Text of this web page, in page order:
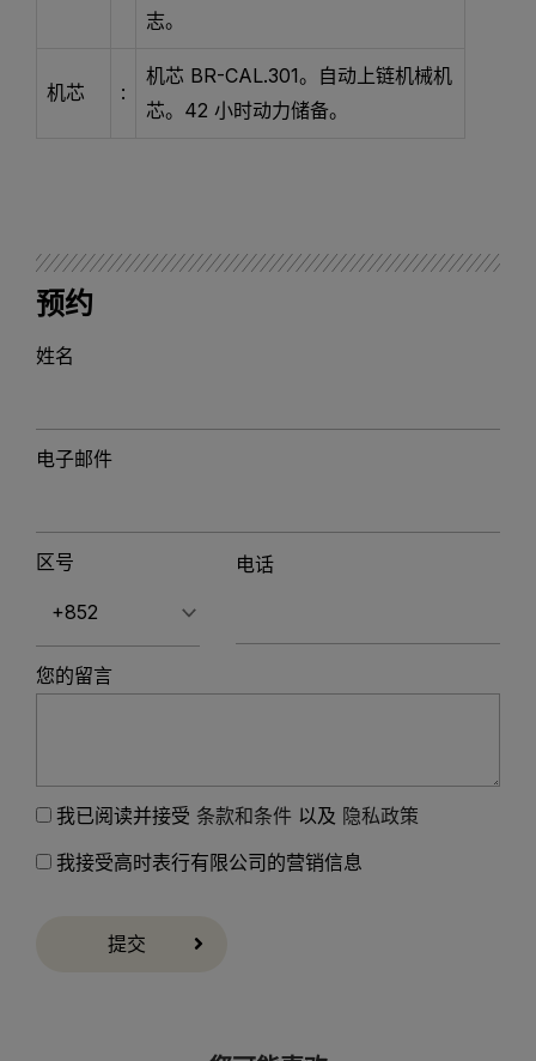
志。
机芯 :
机芯 BR-CAL.301。自动上链机械机
芯。42 小时动力储备。
预约
姓名
电子邮件
区号 电话
您的留言
我已阅读并接受 条款和条件 以及 隐私政策
我接受高时表行有限公司的营销信息
提交